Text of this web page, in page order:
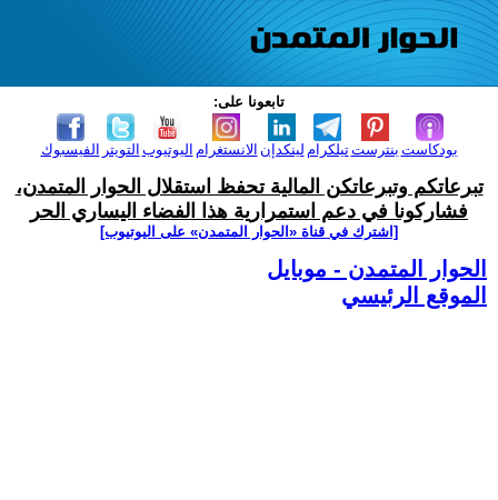
تابعونا على:
الفيسبوك التويتر اليوتيوب الانستغرام لينكدإن تيلكرامبنترست بودكاست
تبرعاتكم وتبرعاتكن المالية تحفظ استقلال الحوار المتمدن،
فشاركونا في دعم استمرارية هذا الفضاء اليساري الحر
[اشترك في قناة ‫«الحوار المتمدن» على اليوتيوب]
الحوار المتمدن - موبايل
الموقع الرئيسي